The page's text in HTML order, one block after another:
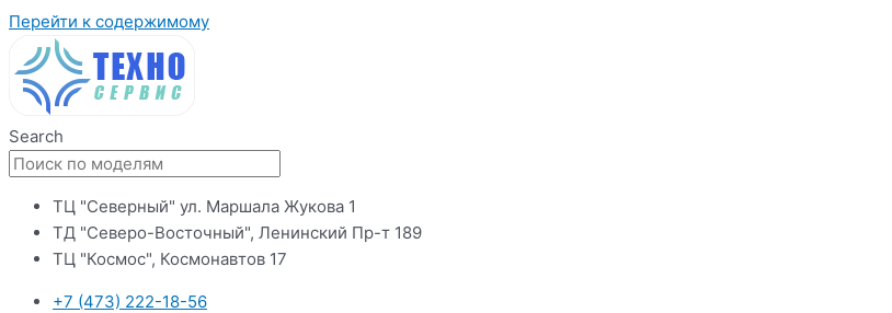
Перейти к содержимому
Search
ТЦ "Северный" ул. Маршала Жукова 1
ТД "Северо-Восточный", Ленинский Пр-т 189
ТЦ "Космос", Космонавтов 17
+7 (473) 222-18-56